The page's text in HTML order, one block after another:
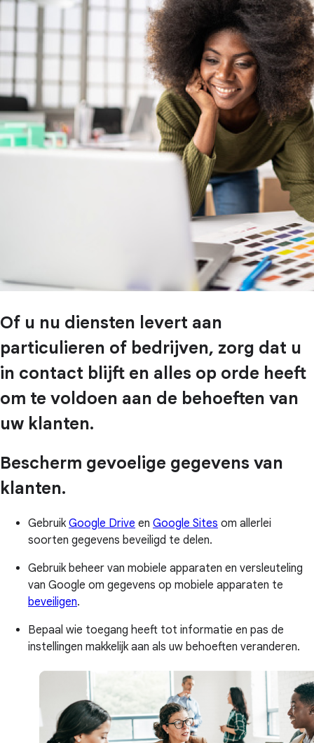
Of u nu diensten levert aan
particulieren of bedrijven, zorg dat u
in contact blijft en alles op orde heeft
om te voldoen aan de behoeften van
uw klanten.
Bescherm gevoelige gegevens van
klanten.
Gebruik Google Drive en Google Sites om allerlei
soorten gegevens beveiligd te delen.
Gebruik beheer van mobiele apparaten en versleuteling
van Google om gegevens op mobiele apparaten te
beveiligen.
Bepaal wie toegang heeft tot informatie en pas de
instellingen makkelijk aan als uw behoeften veranderen.